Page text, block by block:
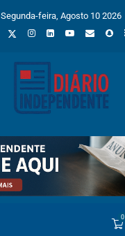
Segunda-feira, Agosto 10 2026
0